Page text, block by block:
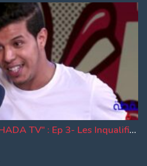
Dhek Tkhser Saison 3 "CHADA TV" : Ep 3- Les Inqualifiables Vs Said et Wadie